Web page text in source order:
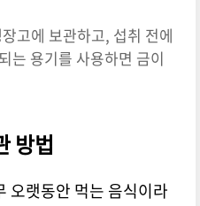
고에 보관하고, 섭취 전에
되는 용기를 사용하면 금이
방법
오랫동안 먹는 음식이라